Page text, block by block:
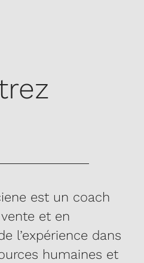
est un coach
et en
l’expérience dans
humaines et